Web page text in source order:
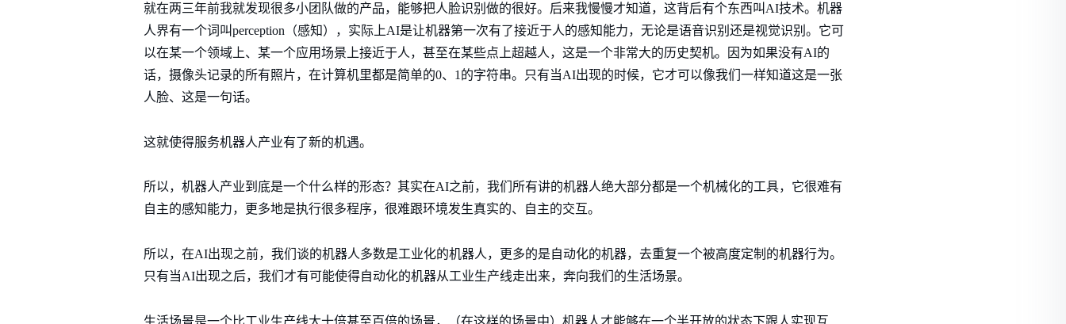
就在两三年前我就发现很多小团队做的产品，能够把人脸识别做的很好。后来我慢慢才知道，这背后有个东西叫AI技术。机器
人界有一个词叫perception（感知），实际上AI是让机器第一次有了接近于人的感知能力，无论是语音识别还是视觉识别。它可
以在某一个领域上、某一个应用场景上接近于人，甚至在某些点上超越人，这是一个非常大的历史契机。因为如果没有AI的
话，摄像头记录的所有照片，在计算机里都是简单的0、1的字符串。只有当AI出现的时候，它才可以像我们一样知道这是一张
人脸、这是一句话。
这就使得服务机器人产业有了新的机遇。
所以，机器人产业到底是一个什么样的形态？其实在AI之前，我们所有讲的机器人绝大部分都是一个机械化的工具，它很难有
自主的感知能力，更多地是执行很多程序，很难跟环境发生真实的、自主的交互。
所以，在AI出现之前，我们谈的机器人多数是工业化的机器人，更多的是自动化的机器，去重复一个被高度定制的机器行为。
只有当AI出现之后，我们才有可能使得自动化的机器从工业生产线走出来，奔向我们的生活场景。
生活场景是一个比工业生产线大十倍甚至百倍的场景，（在这样的场景中）机器人才能够在一个半开放的状态下跟人实现互